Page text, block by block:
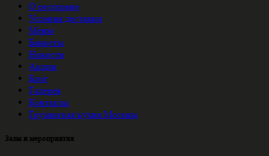
О ресторане
Условия доставки
Меню
Банкеты
Новости
Акции
Блог
Галерея
Контакты
Грузинская кухня Москвы
Залы и мероприятия